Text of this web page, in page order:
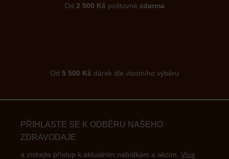
Od 2 500 Kč poštovné zdarma
Od 5 500 Kč dárek dle vlastního výběru
PŘIHLASTE SE K ODBĚRU NAŠEHO
ZDRAVODAJE
a získejte přístup k aktuálním nabídkám a akcím. Více